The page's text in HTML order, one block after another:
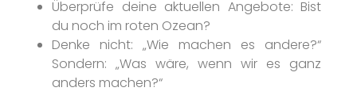
Überprüfe deine aktuellen Angebote: Bist
du noch im roten Ozean?
Denke nicht: „Wie machen es andere?“
Sondern: „Was wäre, wenn wir es ganz
anders machen?“